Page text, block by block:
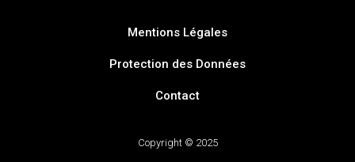
Mentions Légales
Protection des Données
Contact
Copyright © 2025